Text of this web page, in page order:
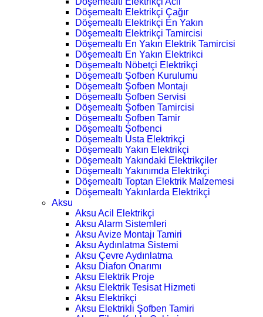
Döşemealtı Elektrikçi Çağır
Döşemealtı Elektrikçi En Yakın
Döşemealtı Elektrikçi Tamircisi
Döşemealtı En Yakın Elektrik Tamircisi
Döşemealtı En Yakın Elektrikci
Döşemealtı Nöbetçi Elektrikçi
Döşemealtı Şofben Kurulumu
Döşemealtı Şofben Montajı
Döşemealtı Şofben Servisi
Döşemealtı Şofben Tamircisi
Döşemealtı Şofben Tamir
Döşemealtı Şofbenci
Döşemealtı Usta Elektrikçi
Döşemealtı Yakın Elektrikçi
Döşemealtı Yakındaki Elektrikçiler
Döşemealtı Yakınımda Elektrikçi
Döşemealtı Toptan Elektrik Malzemesi
Döşemealtı Yakınlarda Elektrikçi
Aksu
Aksu Acil Elektrikçi
Aksu Alarm Sistemleri
Aksu Avize Montajı Tamiri
Aksu Aydınlatma Sistemi
Aksu Çevre Aydınlatma
Aksu Diafon Onarımı
Aksu Elektrik Proje
Aksu Elektrik Tesisat Hizmeti
Aksu Elektrikçi
Aksu Elektrikli Şofben Tamiri